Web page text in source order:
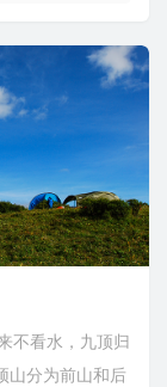
不看水，九顶归
山分为前山和后